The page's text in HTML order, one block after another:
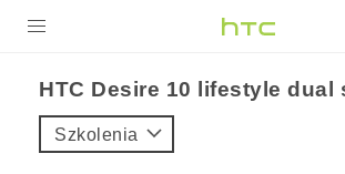
VIVE
HTC Desire 10 lifestyle dual
Szkolenia